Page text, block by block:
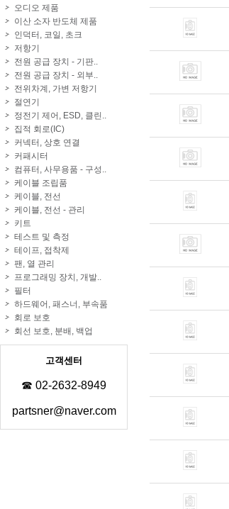
오디오 제품
이산 소자 반도체 제품
인덕터, 코일, 초크
저항기
전원 공급 장치 - 기판..
전원 공급 장치 - 외부..
전위차계, 가변 저항기
절연기
정전기 제어, ESD, 클린..
집적 회로(IC)
커넥터, 상호 연결
커패시터
컴퓨터, 사무용품 - 구성..
케이블 조립품
케이블, 전선
케이블, 전선 - 관리
키트
테스트 및 측정
테이프, 접착제
팬, 열 관리
프로그래밍 장치, 개발..
필터
하드웨어, 패스너, 부속품
회로 보호
회선 보호, 분배, 백업
고객센터
☎ 02-2632-8949
partsner@naver.com